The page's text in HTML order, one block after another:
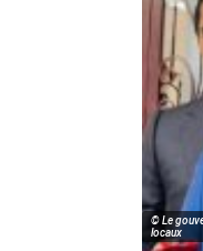
© Le
locaux